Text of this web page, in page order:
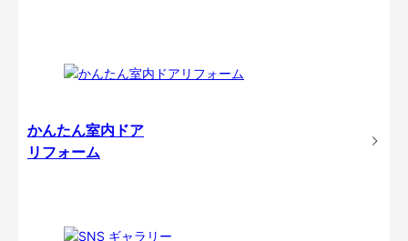
かんたん室内ドア
リフォーム